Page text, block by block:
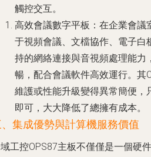
觸控交互。
高效會議數字平板 ：在企業會
于視頻會議、文檔協作、電子白
持的網絡連接與音視頻處理能力
暢，配合會議軟件高效運行。其
維護或性能升級變得異常簡便，
即可，大大降低了總擁有成本。
集成優勢與計算機服務價值
工控OPS87主板不僅僅是一個硬